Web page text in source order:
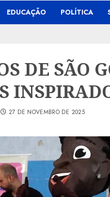
EDUCAÇÃO POLÍTICA
DE SÃO
27 DE NOVEMBRO DE 2025